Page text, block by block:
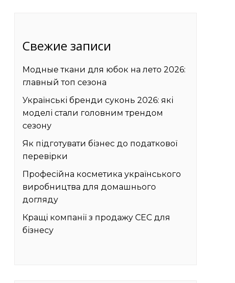
Свежие записи
Модные ткани для юбок на лето 2026:
главный топ сезона
Українські бренди суконь 2026: які
моделі стали головним трендом
сезону
Як підготувати бізнес до податкової
перевірки
Професійна косметика українського
виробництва для домашнього
догляду
Кращі компанії з продажу СЕС для
бізнесу